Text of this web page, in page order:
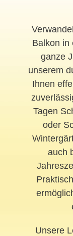
Balkon in
ganze
unserem
Ihnen
Tagen
oder
auch
Unsere